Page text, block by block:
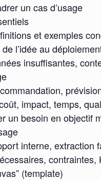
un cas d’usage
et exemples
l’idée au
insuffisantes,
impact, temps,
un besoin en objectif
interne, extraction
contraintes,
(template)